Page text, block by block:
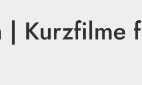
| Kurzfilme